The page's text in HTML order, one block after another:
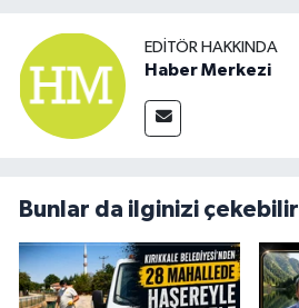
EDITÖR HAKKINDA
Haber Merkezi
Bunlar da ilginizi çekebilir